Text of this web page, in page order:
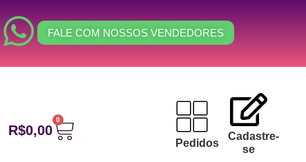
FALE COM NOSSOS VENDEDORES
R$0,00
0
Pedidos
Cadastre-
se